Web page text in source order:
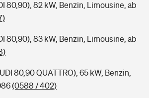
80,90), 82 kW, Benzin, Limousine, ab
80,90), 83 kW, Benzin, Limousine, ab
80,90 QUATTRO), 65 kW, Benzin,
(0588 / 402)